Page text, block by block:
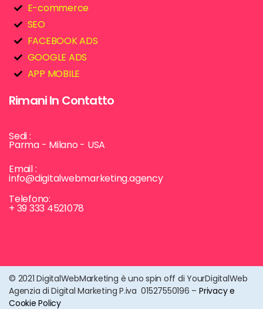
E-commerce
SEO
FACEBOOK ADS
GOOGLE ADS
APP MOBILE
Rimani In Contatto
Sedi :
Parma - Milano - USA
Email :
info@digitalwebmarketing.agency
Telefono:
+ 39 333 4521078
© 2021 DigitalWebMarketing è uno spin off di YourDigitalWeb
Agenzia di Digital Marketing P.iva 01527550196 – Privacy e
Cookie Policy